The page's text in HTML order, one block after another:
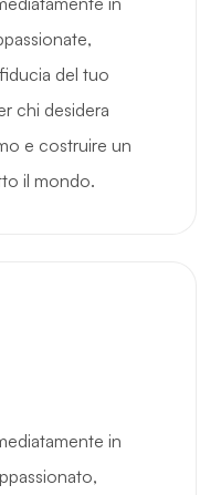
del tuo
chi desidera
e costruire un
il mondo.
in